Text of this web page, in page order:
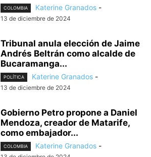
COLOMBIA Katerine Granados -
13 de diciembre de 2024
Tribunal anula elección de Jaime
Andrés Beltrán como alcalde de
Bucaramanga...
POLÍTICA Katerine Granados -
13 de diciembre de 2024
Gobierno Petro propone a Daniel
Mendoza, creador de Matarife,
como embajador...
COLOMBIA Katerine Granados -